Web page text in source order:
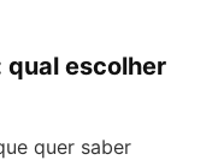
escolher
quer saber